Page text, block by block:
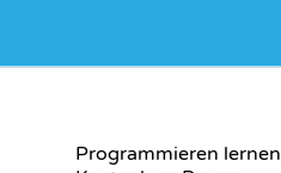
Programmieren lernen